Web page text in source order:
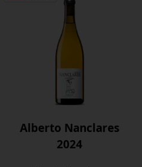
Alberto Nanclares
2024